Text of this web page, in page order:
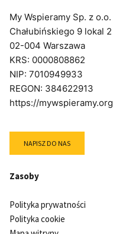
My Wspieramy Sp. z o.o.
Chałubińskiego 9 lokal 2
02-004 Warszawa
KRS: 0000808862
NIP: 7010949933
REGON: 384622913
https://mywspieramy.org
NAPISZ DO NAS
Zasoby
Polityka prywatności
Polityka cookie